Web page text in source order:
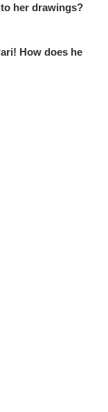
her drawings?
How does he